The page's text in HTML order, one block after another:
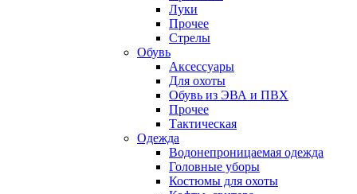
Луки
Прочее
Стрелы
Обувь
Аксессуары
Для охоты
Обувь из ЭВА и ПВХ
Прочее
Тактическая
Одежда
Водонепроницаемая одежда
Головные уборы
Костюмы для охоты